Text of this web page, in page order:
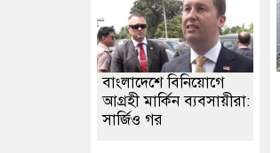
বাংলাদেশে বিনিয়োগে
আগ্রহী মার্কিন ব্যবসায়ীরা:
সার্জিও গর